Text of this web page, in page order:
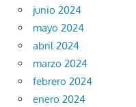
junio 2024
mayo 2024
abril 2024
marzo 2024
febrero 2024
enero 2024